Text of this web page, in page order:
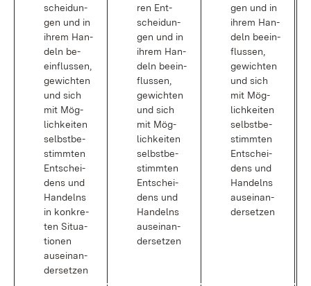
schei­dun­
gen und in
ih­rem Han­
deln be­
ein­flus­sen,
ge­wich­ten
und sich
mit Mög­
lich­kei­ten
selbst­be­
stimm­ten
Ent­schei­
dens und
Han­delns
in kon­kre­
ten Si­tua­
tio­nen
aus­ein­an­
der­set­zen
ren Ent­
schei­dun­
gen und in
ih­rem Han­
deln be­ein­
flus­sen,
ge­wich­ten
und sich
mit Mög­
lich­kei­ten
selbst­be­
stimm­ten
Ent­schei­
dens und
Han­delns
aus­ein­an­
der­set­zen
gen und in
ih­rem Han­
deln be­ein­
flus­sen,
ge­wich­ten
und sich
mit Mög­
lich­kei­ten
selbst­be­
stimm­ten
Ent­schei­
dens und
Han­delns
aus­ein­an­
der­set­zen